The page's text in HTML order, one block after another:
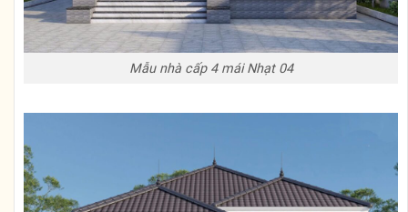
Mẫu nhà cấp 4 mái Nhạt 04